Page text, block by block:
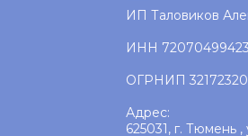
ИП Таловиков
ИНН
ОГРНИП
Адрес:
625031, г. Тюмень